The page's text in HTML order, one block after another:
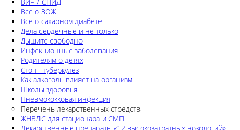
Все о ЗОЖ
Все о сахарном диабете
Дела сердечные и не только
Дышите свободно
Инфекционные заболевания
Родителям о детях
Стоп - туберкулез
Как алкоголь влияет на организм
Школы здоровья
Пневмококковая инфекция
Перечень лекарственных стредств
ЖНВЛС для стационара и СМП